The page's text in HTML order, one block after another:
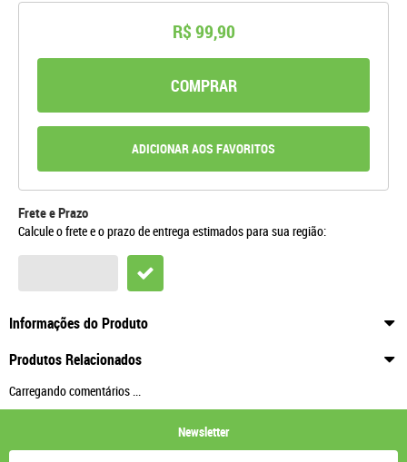
R$ 99,90
COMPRAR
ADICIONAR AOS FAVORITOS
Frete e Prazo
Calcule o frete e o prazo de entrega estimados para sua região:
Informações do Produto
Produtos Relacionados
Carregando comentários ...
Newsletter